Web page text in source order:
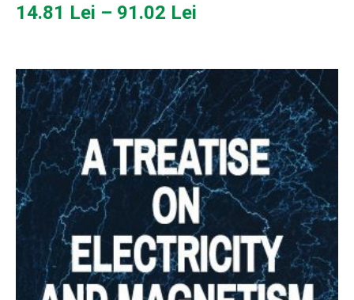
14.81 Lei – 91.02 Lei
prețuri:
14.81 lei
până
la
91.02 lei